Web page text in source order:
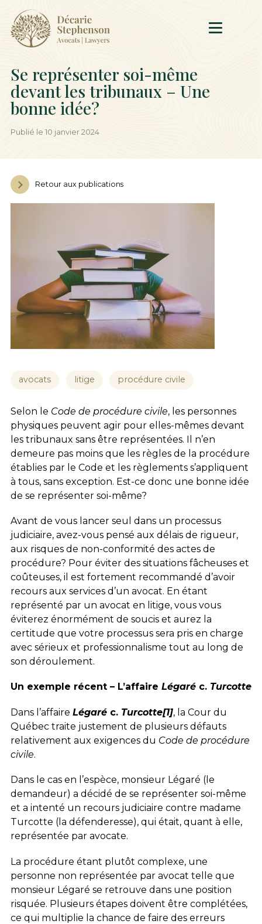
Se représenter soi-même
devant les tribunaux – Une
bonne idée?
Publié le 10 janvier 2024
Retour aux publications
avocats litige procédure civile
Selon le Code de procédure civile, les personnes
physiques peuvent agir pour elles-mêmes devant
les tribunaux sans être représentées. Il n’en
demeure pas moins que les règles de la procédure
établies par le Code et les règlements s’appliquent
à tous, sans exception. Est-ce donc une bonne idée
de se représenter soi-même?
Avant de vous lancer seul dans un processus
judiciaire, avez-vous pensé aux délais de rigueur,
aux risques de non-conformité des actes de
procédure? Pour éviter des situations fâcheuses et
coûteuses, il est fortement recommandé d’avoir
recours aux services d’un avocat. En étant
représenté par un avocat en litige, vous vous
éviterez énormément de soucis et aurez la
certitude que votre processus sera pris en charge
avec sérieux et professionnalisme tout au long de
son déroulement.
Un exemple récent – L’affaire Légaréc. Turcotte
Dans l’affaire Légaré c.Turcotte[1], la Cour du
Québec traite justement de plusieurs défauts
relativement aux exigences du Code de procédure
civile.
Dans le cas en l’espèce, monsieur Légaré (le
demandeur) a décidé de se représenter soi-même
et a intenté un recours judiciaire contre madame
Turcotte (la défenderesse), qui était, quant à elle,
représentée par avocate.
La procédure étant plutôt complexe, une
personne non représentée par avocat telle que
monsieur Légaré se retrouve dans une position
risquée. Plusieurs étapes doivent être complétées,
ce qui multiplie la chance de faire des erreurs